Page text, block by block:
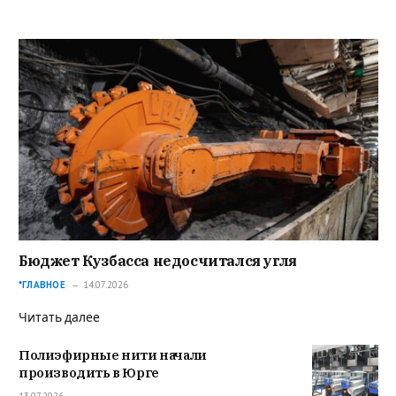
Бюджет Кузбасса недосчитался угля
*ГЛАВНОЕ 14.07.2026
Читать далее
Полиэфирные нити начали
производить в Юрге